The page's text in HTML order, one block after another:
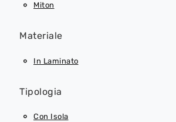
Miton
Materiale
In Laminato
Tipologia
Con Isola